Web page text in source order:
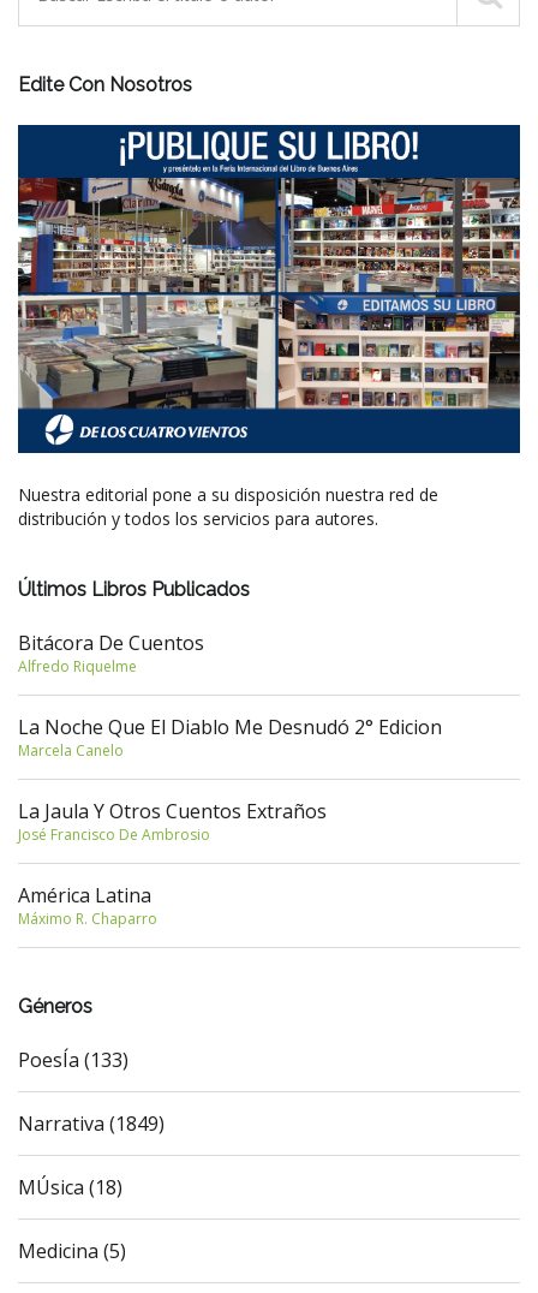
Edite Con Nosotros
Nuestra editorial pone a su disposición nuestra red de
distribución y todos los servicios para autores.
Últimos Libros Publicados
Bitácora De Cuentos
Alfredo Riquelme
La Noche Que El Diablo Me Desnudó 2° Edicion
Marcela Canelo
La Jaula Y Otros Cuentos Extraños
José Francisco De Ambrosio
América Latina
Máximo R. Chaparro
Géneros
PoesÍa (133)
Narrativa (1849)
MÚsica (18)
Medicina (5)